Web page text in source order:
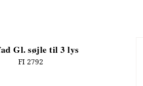
Gl. søjle til 3 lys
FI 2792